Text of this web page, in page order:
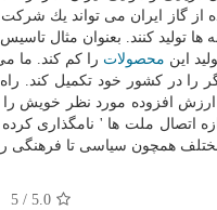
گاز ایران می تواند یك
تولید كنند. بعنوان مثال
این محصولات را كم كند. ما
را در كشور خود تكمیل كند.
ارزش افزوده مورد نظر خویش
اتصال ملت ها ' نامگذاری
همچون سیاسی تا فرهنگی را
5.0
/
5